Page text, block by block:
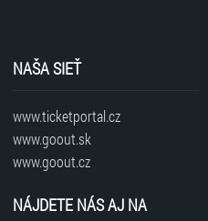
NAŠA SIEŤ
www.ticketportal.cz
www.goout.sk
www.goout.cz
NÁJDETE NÁS AJ NA